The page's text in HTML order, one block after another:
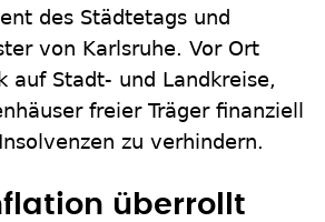
des Städtetags und
von Karlsruhe. Vor Ort
auf Stadt- und Landkreise,
freier Träger finanziell
zu verhindern.
überrollt